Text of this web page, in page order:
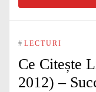
# LECTURI
Ce Citește
2012) –